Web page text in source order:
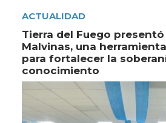
ACTUALIDAD
Tierra del Fuego
Malvinas, una
para fortalecer la
conocimiento